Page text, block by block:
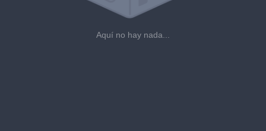
Aquí no hay nada...